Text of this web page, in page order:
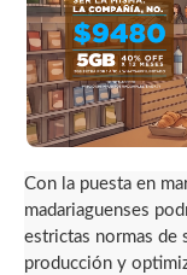
Con la puesta en
madariaguenses
estrictas normas de
producción y